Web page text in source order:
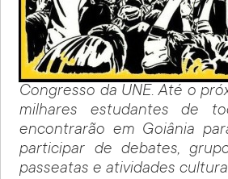
Congresso da UNE. Até o
milhares estudantes de
encontrarão em Goiânia
participar de debates,
passeatas e atividades